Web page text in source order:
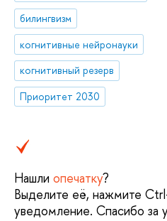
билингвизм
когнитивные нейронауки
когнитивный резерв
Приоритет 2030
Нашли опечатку?
Выделите её, нажмите
уведомление. Спасибо за